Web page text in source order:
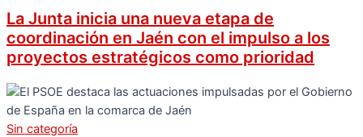
La Junta inicia una nueva etapa de
coordinación en Jaén con el impulso a los
proyectos estratégicos como prioridad
Sin categoría